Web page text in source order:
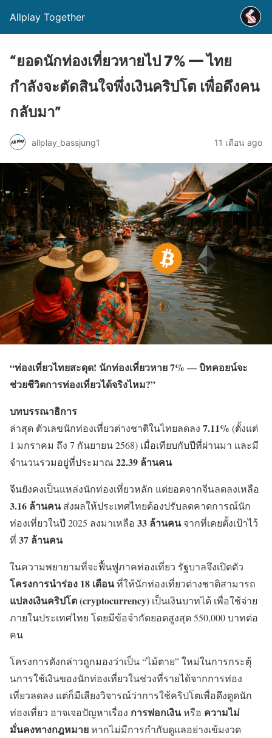
Allplay Together
“ยอดนักท่องเที่ยวหายไป 7% — ไทย
กำลังจะตัดสินใจพึ่งเงินคริปโต เพื่อดึงคน
กลับมา”
allplay_bassjung1 11 เดือน ago
“ท่องเที่ยวไทยสะดุด! นักท่องเที่ยวหาย 7% — บิทคอยน์จะ
ช่วยชีวิตการท่องเที่ยวได้จริงไหม?”
บทบรรณาธิการ
ล่าสุด ตัวเลขนักท่องเที่ยวต่างชาติในไทยลดลง 7.11% (ตั้งแต่
1 มกราคม ถึง 7 กันยายน 2568) เมื่อเทียบกับปีที่ผ่านมา และมี
จำนวนรวมอยู่ที่ประมาณ22.39 ล้านคน
จีนยังคงเป็นแหล่งนักท่องเที่ยวหลัก แต่ยอดจากจีนลดลงเหลือ
3.16 ล้านคนส่งผลให้ประเทศไทยต้องปรับลดคาดการณ์นัก
ท่องเที่ยวในปี 2025 ลงมาเหลือ 33 ล้านคนจากที่เคยตั้งเป้าไว้
ที่ 37 ล้านคน
ในความพยายามที่จะฟื้นฟูภาคท่องเที่ยว รัฐบาลจึงเปิดตัว
โครงการนำร่อง 18 เดือนที่ให้นักท่องเที่ยวต่างชาติสามารถ
แปลงเงินคริปโต (cryptocurrency) เป็นเงินบาทได้ เพื่อใช้จ่าย
ภายในประเทศไทย โดยมีข้อจำกัดยอดสูงสุด 550,000 บาทต่อ
คน
โครงการดังกล่าวถูกมองว่าเป็น “ไม้ตาย” ใหม่ในการกระตุ้
นการใช้เงินของนักท่องเที่ยวในช่วงที่รายได้จากการท่อง
เที่ยวลดลง แต่ก็มีเสียงวิจารณ์ว่าการใช้คริปโตเพื่อดึงดูดนัก
ท่องเที่ยว อาจเจอปัญหาเรื่อง การฟอกเงินหรือ ความไม่
มั่นคงทางกฎหมายหากไม่มีการกำกับดูแลอย่างเข้มงวด